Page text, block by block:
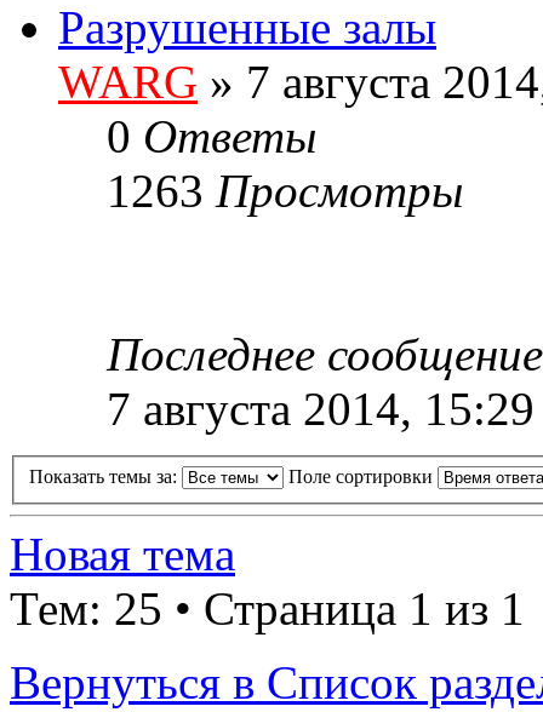
Разрушенные залы
WARG » 7 августа
0 Ответы
1263 Просмотры
Последнее
7 августа 2014, 15:29
Показать темы за: Поле сортировки
Новая тема
Тем: 25 • Страница 1 из 1
Вернуться в Список